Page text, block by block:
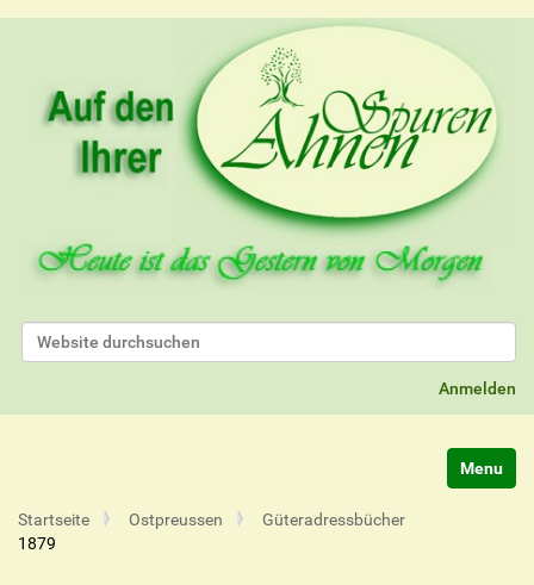
Website durchsuchen
Anmelden
Startseite Ostpreussen
Güteradressbücher
1879